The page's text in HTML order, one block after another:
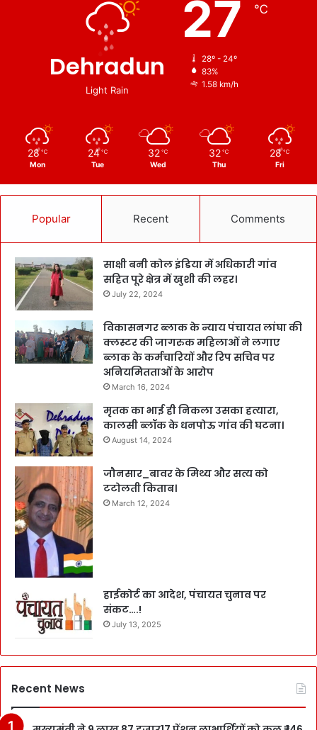
Dehradun
Light Rain
27 ℃
28º - 24º
83%
1.58 km/h
28 ℃
Mon
24 ℃
Tue
32 ℃
Wed
32 ℃
Thu
28 ℃
Fri
Popular Recent Comments
साक्षी बनी कोल इंडिया में अधिकारी गांव
सहित पूरे क्षेत्र में खुशी की लहर।
July 22, 2024
विकासनगर ब्लाक के न्याय पंचायत लांघा की
क्लस्टर की जागरुक महिलाओं ने लगाए
ब्लाक के कर्मचारियों और रिप सचिव पर
अनियमितताओं के आरोप
March 16, 2024
मृतक का भाई ही निकला उसका हत्यारा,
कालसी ब्लॉक के धनपोऊ गांव की घटना।
August 14, 2024
जौनसार_बावर के मिथ्य और सत्य को
टटोलती किताब।
March 12, 2024
हाईकोर्ट का आदेश, पंचायत चुनाव पर
संकट….!
July 13, 2025
Recent News